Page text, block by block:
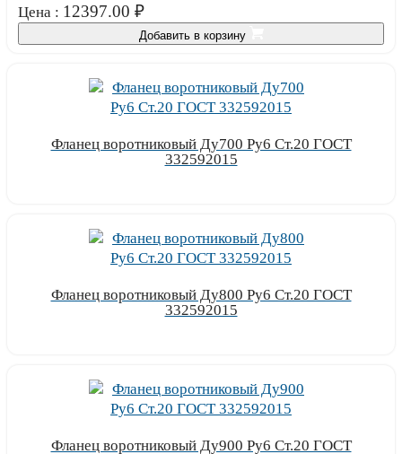
Цена : 12397.00 ₽
Добавить в корзину
Фланец воротниковый Ду700 Ру6 Ст.20 ГОСТ
332592015
Фланец воротниковый Ду800 Ру6 Ст.20 ГОСТ
332592015
Фланец воротниковый Ду900 Ру6 Ст.20 ГОСТ